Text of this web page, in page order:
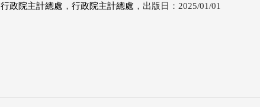
行政院主計總處 ， 行政院主計總處 ，出版日：2025/01/01